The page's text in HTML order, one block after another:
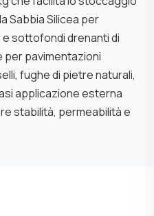
Sabbia Silicea per
sottofondi drenanti di
per pavimentazioni
fughe di pietre naturali,
applicazione esterna
stabilità, permeabilità e